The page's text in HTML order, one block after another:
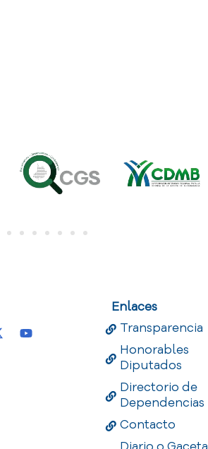
Enlaces
Transparencia
Honorables
Diputados
Directorio de
Dependencias
Contacto